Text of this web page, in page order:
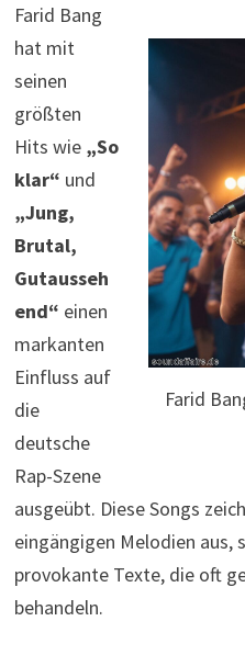
Farid
Farid Bang
hat mit
seinen
größten
Hits wie „So
klar“ und
„Jung,
Brutal,
Gutausseh
end“ einen
markanten
Einfluss auf
die
deutsche
Rap-Szene
ausgeübt. Diese Songs
eingängigen Melodien aus,
provokante Texte, die oft
behandeln.